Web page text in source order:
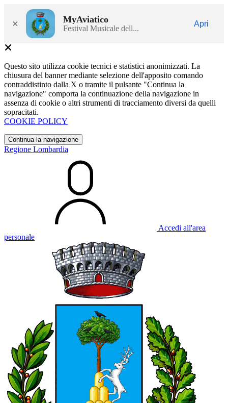
× MyAviatico
Festival Musicale dell...
Apri
Questo sito utilizza cookie tecnici e statistici anonimizzati. La
chiusura del banner mediante selezione dell'apposito comando
contraddistinto dalla X o tramite il pulsante "Continua la
navigazione" comporta la continuazione della navigazione in
assenza di cookie o altri strumenti di tracciamento diversi da quelli
sopracitati.
COOKIE POLICY
Continua la navigazione
Regione Lombardia
Accedi all'area
personale